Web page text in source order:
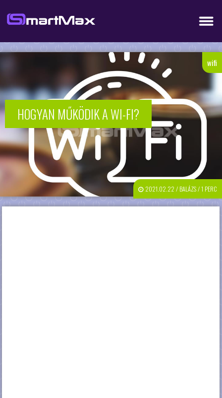
HOGYAN MŰKÖDIK A WI-FI?
wifi
2021.02.22 / BALÁZS / 1 PERC